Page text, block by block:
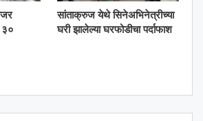
३०
सांताक्रुज येथे सिनेअभिनेत्रीच्या
घरी झालेल्या घरफोडीचा पर्दाफाश